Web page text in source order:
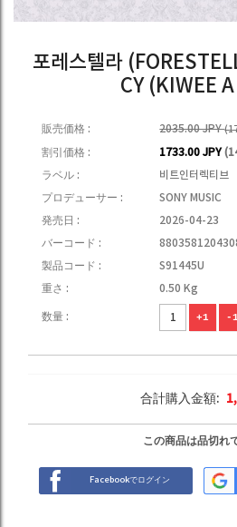
포레스텔라
CY (KIWEE
販売価格 : 2035.00 JPY
割引価格 : 1733.00 JPY
ラベル :
비트인터렉티브
プロデューサー :
SONY MUSIC
発売日 :
2026-04-23
バーコード :
製品コード :
S91445U
重さ :
0.50 Kg
数量 : +1 -
合計購入金額:
この商品は品切れ
Facebookでログイン